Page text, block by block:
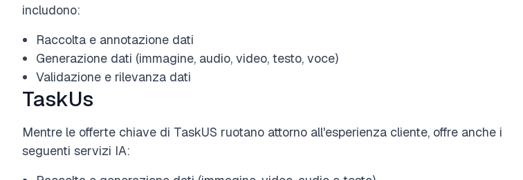
includono:
Raccolta e annotazione dati
Generazione dati (immagine, audio, video, testo, voce)
Validazione e rilevanza dati
TaskUs
Mentre le offerte chiave di TaskUS ruotano attorno all'esperienza cliente, offre anche i
seguenti servizi IA: